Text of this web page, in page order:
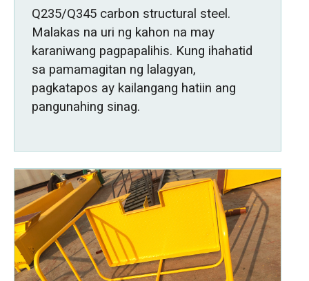
Q235/Q345 carbon structural steel.
Malakas na uri ng kahon na may
karaniwang pagpapalihis. Kung ihahatid
sa pamamagitan ng lalagyan,
pagkatapos ay kailangang hatiin ang
pangunahing sinag.